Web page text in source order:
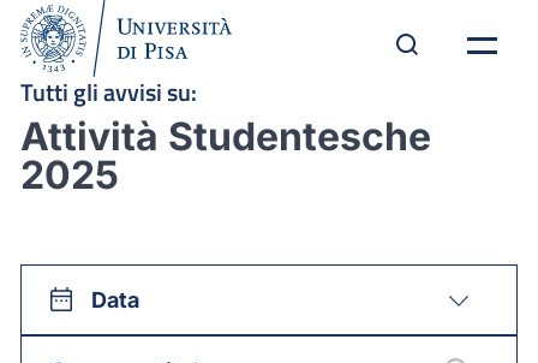
Tutti gli avvisi su:
Attività Studentesche
2025
Data